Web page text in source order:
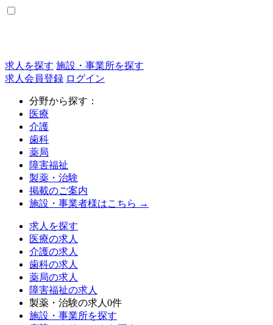
求人を探す 施設・事業所を探す
求人会員登録 ログイン
分野から探す：
医療
介護
歯科
薬局
障害福祉
製薬・治験
掲載のご案内
施設・事業者様はこちら →
求人を探す
医療の求人
介護の求人
歯科の求人
薬局の求人
障害福祉の求人
製薬・治験の求人 0件
施設・事業所を探す